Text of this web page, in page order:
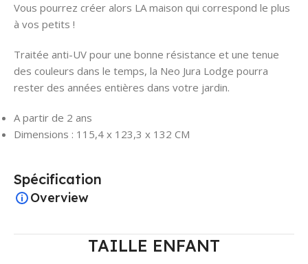
Vous pourrez créer alors LA maison qui correspond le plus
à vos petits !
Traitée anti-UV pour une bonne résistance et une tenue
des couleurs dans le temps, la Neo Jura Lodge pourra
rester des années entières dans votre jardin.
A partir de 2 ans
Dimensions : 115,4 x 123,3 x 132 CM
Spécification
Overview
TAILLE ENFANT